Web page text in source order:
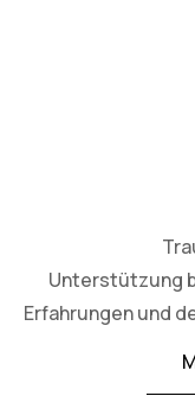
Unterstützung
Erfahrungen und